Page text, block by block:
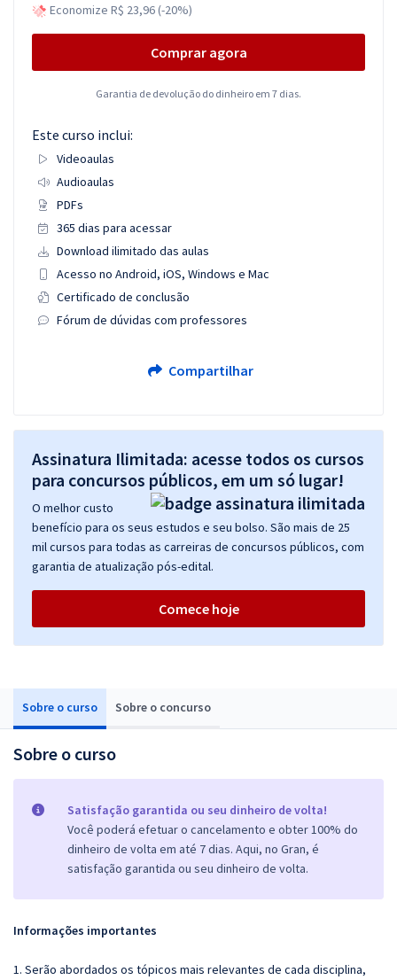
Sobre o curso Sobre o concurso
Sobre o curso
Satisfação garantida ou seu dinheiro de volta!
Você poderá efetuar o cancelamento e obter 100% do
dinheiro de volta em até 7 dias. Aqui, no Gran, é
satisfação garantida ou seu dinheiro de volta.
Informações importantes
1. Serão abordados os tópicos mais relevantes de cada disciplina,
Economize R$ 23,96 (-20%)
Comprar agora
Garantia de devolução do dinheiro em 7 dias.
Este curso inclui:
Videoaulas
Audioaulas
PDFs
365 dias para acessar
Download ilimitado das aulas
Acesso no Android, iOS, Windows e Mac
Certificado de conclusão
Fórum de dúvidas com professores
Compartilhar
Assinatura Ilimitada: acesse todos os cursos
para concursos públicos, em um só lugar!
O melhor custo
benefício para os seus estudos e seu bolso. São mais de 25
mil cursos para todas as carreiras de concursos públicos, com
garantia de atualização pós-edital.
Comece hoje